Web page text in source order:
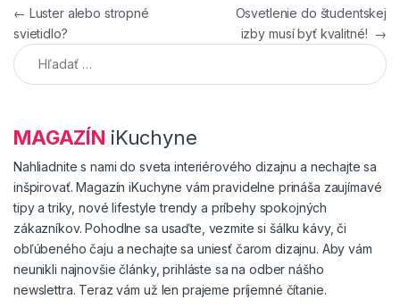
Navigácia v článku
← Luster alebo stropné
svietidlo?
Osvetlenie do študentskej
izby musí byť kvalitné! →
Hľadať:
MAGAZÍN iKuchyne
Nahliadnite s nami do sveta interiérového dizajnu a nechajte sa
inšpirovať. Magazín iKuchyne vám pravidelne prináša zaujímavé
tipy a triky, nové lifestyle trendy a príbehy spokojných
zákazníkov. Pohodlne sa usaďte, vezmite si šálku kávy, či
obľúbeného čaju a nechajte sa uniesť čarom dizajnu. Aby vám
neunikli najnovšie články, prihláste sa na odber nášho
newslettra. Teraz vám už len prajeme príjemné čítanie.